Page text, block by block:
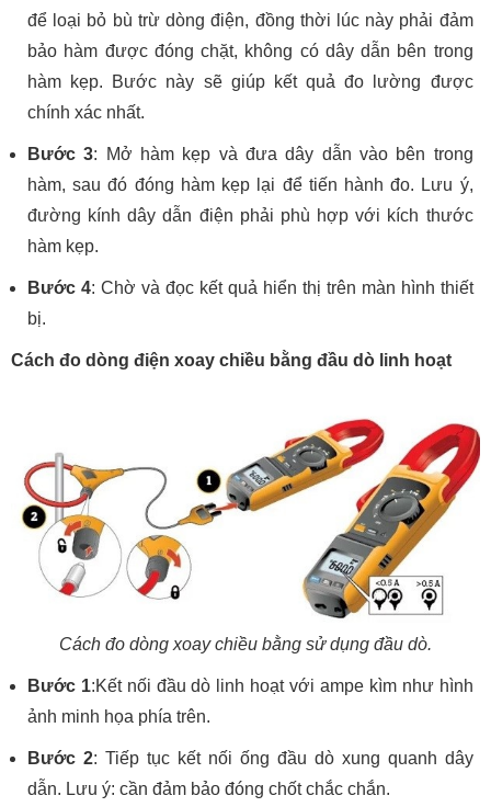
để loại bỏ bù trừ dòng điện, đồng thời lúc này phải đảm
bảo hàm được đóng chặt, không có dây dẫn bên trong
hàm kẹp. Bước này sẽ giúp kết quả đo lường được
chính xác nhất.
Bước 3: Mở hàm kẹp và đưa dây dẫn vào bên trong
hàm, sau đó đóng hàm kẹp lại để tiến hành đo. Lưu ý,
đường kính dây dẫn điện phải phù hợp với kích thước
hàm kẹp.
Bước 4: Chờ và đọc kết quả hiển thị trên màn hình thiết
bị.
Cách đo dòng điện xoay chiều bằng đầu dò linh hoạt
Cách đo dòng xoay chiều bằng sử dụng đầu dò.
Bước 1:Kết nối đầu dò linh hoạt với ampe kìm như hình
ảnh minh họa phía trên.
Bước 2: Tiếp tục kết nối ống đầu dò xung quanh dây
dẫn. Lưu ý: cần đảm bảo đóng chốt chắc chắn.